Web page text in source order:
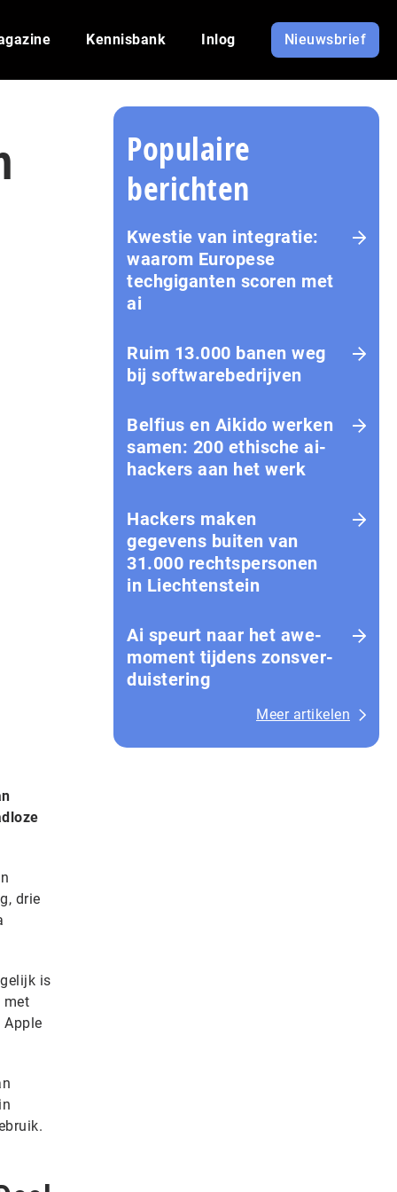
Kennisbank Inlog Nieuwsbrief
drie
is
met
Apple
Populaire
berichten
Kwestie van integratie:
waarom Europese
techgiganten scoren met
ai
Ruim 13.000 banen weg
bij softwarebedrijven
Belfius en Aikido werken
samen: 200 ethische ai-
hackers aan het werk
Hackers maken
gegevens buiten van
31.000 rechtspersonen
in Liechtenstein
Ai speurt naar het awe-
moment tijdens zons­ver­
duis­te­ring
Meer artikelen